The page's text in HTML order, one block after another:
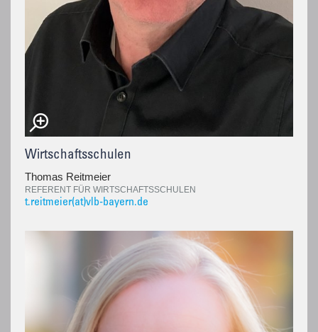
Wirtschaftsschulen
Thomas Reitmeier
REFERENT FÜR WIRTSCHAFTSSCHULEN
t.reitmeier(at)vlb-bayern.de